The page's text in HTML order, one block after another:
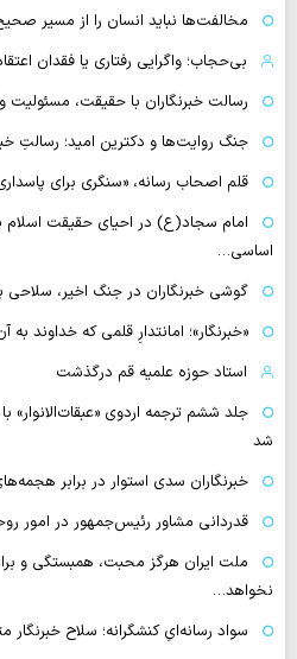
مخالفت‌ها نباید انسان را از مسیر
بی‌حجاب؛ واگرایی رفتاری یا فقدان
رسالت خبرنگاران با حقیقت،
جنگ روایت‌ها و دکترین امید؛ رسالتِ
قلم اصحاب رسانه، «سنگری برای
امام سجاد(ع) در احیای حقیقت اسلام
اساسی…
گوشی خبرنگاران در جنگ اخیر، سلاحی
«خبرنگار»؛ امانتدارِ قلمی که خداوند
استاد حوزه علمیه قم درگذشت
جلد ششم ترجمه اردوی
شد
خبرنگاران سدی استوار در برابر
قدردانی مشاور رئیس‌جمهور در امور
ملت ایران هرگز محبت، همبستگی و
نخواهد…
سواد رسانه‌ایِ کنشگرانه؛ سلاح